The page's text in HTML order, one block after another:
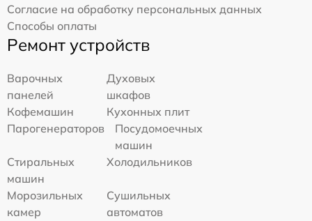
Согласие на обработку персональных данных
Способы оплаты
Ремонт устройств
Варочных
панелей
Духовых
шкафов
Кофемашин
Кухонных плит
Парогенераторов
Посудомоечных
машин
Стиральных
машин
Холодильников
Морозильных
камер
Сушильных
автоматов